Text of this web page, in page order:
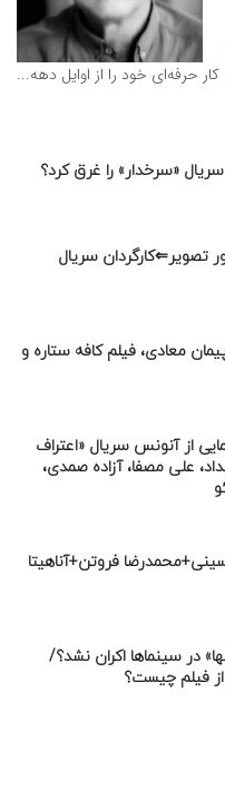
حرفه‌ای خود را از اوایل دهه...
«سرخدار» را غرق کرد؟
تصویر⇐کارگردان سریال
معادی، فیلم کافه ستاره و
از آنونس سریال «اعتراف
علی مصفا، آزاده صمدی،
فروتن+آناهیتا
در سینماها اکران نشد؟/
فیلم چیست؟